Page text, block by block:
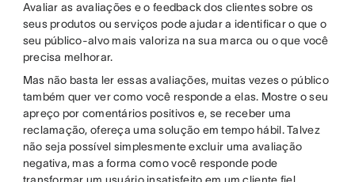
Avaliar as avaliações e o feedback dos clientes sobre os
seus produtos ou serviços pode ajudar a identificar o que o
seu público-alvo mais valoriza na sua marca ou o que você
precisa melhorar.
Mas não basta ler essas avaliações, muitas vezes o público
também quer ver como você responde a elas. Mostre o seu
apreço por comentários positivos e, se receber uma
reclamação, ofereça uma solução em tempo hábil. Talvez
não seja possível simplesmente excluir uma avaliação
negativa, mas a forma como você responde pode